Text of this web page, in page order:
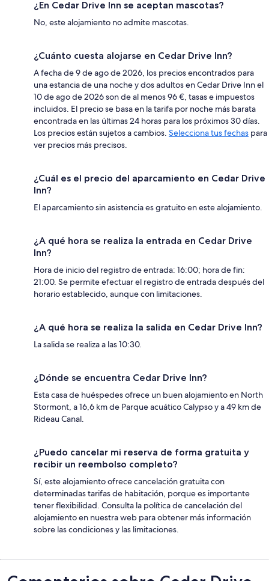
¿En Cedar Drive Inn se aceptan mascotas?
No, este alojamiento no admite mascotas.
¿Cuánto cuesta alojarse en Cedar Drive Inn?
A fecha de 9 de ago de 2026, los precios encontrados para
una estancia de una noche y dos adultos en Cedar Drive Inn el
10 de ago de 2026 son de al menos 96 €, tasas e impuestos
incluidos. El precio se basa en la tarifa por noche más barata
encontrada en las últimas 24 horas para los próximos 30 días.
Los precios están sujetos a cambios. Selecciona tus fechas para
ver precios más precisos.
¿Cuál es el precio del aparcamiento en Cedar Drive
Inn?
El aparcamiento sin asistencia es gratuito en este alojamiento.
¿A qué hora se realiza la entrada en Cedar Drive
Inn?
Hora de inicio del registro de entrada: 16:00; hora de fin:
21:00. Se permite efectuar el registro de entrada después del
horario establecido, aunque con limitaciones.
¿A qué hora se realiza la salida en Cedar Drive Inn?
La salida se realiza a las 10:30.
¿Dónde se encuentra Cedar Drive Inn?
Esta casa de huéspedes ofrece un buen alojamiento en North
Stormont, a 16,6 km de Parque acuático Calypso y a 49 km de
Rideau Canal.
¿Puedo cancelar mi reserva de forma gratuita y
recibir un reembolso completo?
Sí, este alojamiento ofrece cancelación gratuita con
determinadas tarifas de habitación, porque es importante
tener flexibilidad. Consulta la política de cancelación del
alojamiento en nuestra web para obtener más información
sobre las condiciones y las limitaciones.